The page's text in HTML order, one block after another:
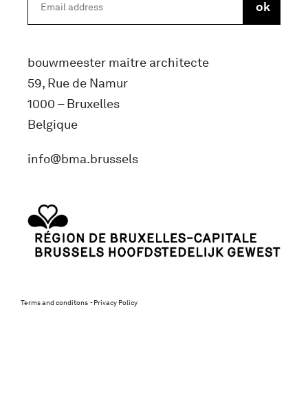
bouwmeester maitre architecte
59, Rue de Namur
1000 – Bruxelles
Belgique
info@bma.brussels
Terms and conditons Privacy Policy